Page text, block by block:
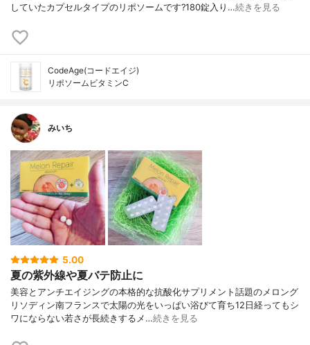
していたカプセルタイプのリポソームです?180錠入り…続きを見る
CodeAge(コードエイジ)
リポソームビタミンC
みいち
5.00
夏の紫外線や夏バテ防止に
美容とアンチエイジングの本格的な抗酸化サプリメント話題のメロング
リソディン南フランスで太陽の光をいっぱい浴びて育ち12日経ってもシ
ワにならない若さが長続きするメ…続きを見る